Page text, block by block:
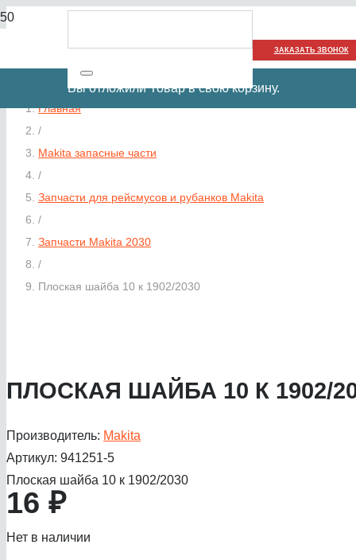
ЗАКАЗАТЬ ЗВОНОК
Вы отложилиТоварв свою корзину.
Главная
/
Makita запасные части
/
Запчасти для рейсмусов и рубанков Makita
/
Запчасти Makita 2030
/
Плоская шайба 10 к 1902/2030
ПЛОСКАЯ ШАЙБА 10 К 1902/
Производитель: Makita
Артикул: 941251-5
Плоская шайба 10 к 1902/2030
16 ₽
Нет в наличии